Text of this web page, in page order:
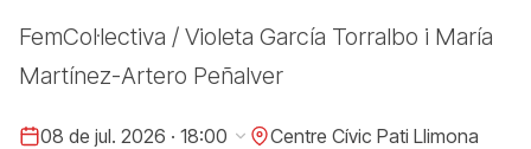
FemCol·lectiva / Violeta García Torralbo i María
Martínez-Artero Peñalver
08 de jul. 2026 · 18:00 Centre Cívic Pati Llimona